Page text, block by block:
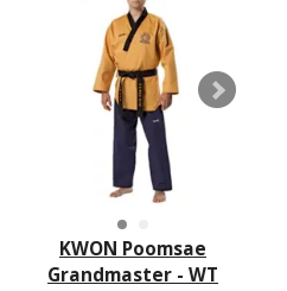
KWON Poomsae
Grandmaster - WT